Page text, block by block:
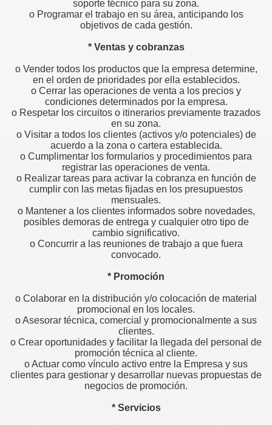
soporte técnico para su zona.
o Programar el trabajo en su área, anticipando los
objetivos de cada gestión.
* Ventas y cobranzas
o Vender todos los productos que la empresa determine,
en el orden de prioridades por ella establecidos.
o Cerrar las operaciones de venta a los precios y
condiciones determinados por la empresa.
o Respetar los circuitos o itinerarios previamente trazados
en su zona.
o Visitar a todos los clientes (activos y/o potenciales) de
acuerdo a la zona o cartera establecida.
o Cumplimentar los formularios y procedimientos para
registrar las operaciones de venta.
o Realizar tareas para activar la cobranza en función de
cumplir con las metas fijadas en los presupuestos
mensuales.
o Mantener a los clientes informados sobre novedades,
posibles demoras de entrega y cualquier otro tipo de
cambio significativo.
o Concurrir a las reuniones de trabajo a que fuera
convocado.
* Promoción
o Colaborar en la distribución y/o colocación de material
promocional en los locales.
o Asesorar técnica, comercial y promocionalmente a sus
clientes.
o Crear oportunidades y facilitar la llegada del personal de
promoción técnica al cliente.
o Actuar como vínculo activo entre la Empresa y sus
clientes para gestionar y desarrollar nuevas propuestas de
negocios de promoción.
* Servicios
y saber escuchar
vendedor
estar en la oficina y en el trabajo.